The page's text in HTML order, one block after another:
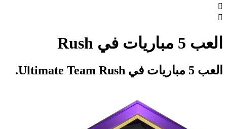


العب 5 مباريات في Rush
العب 5 مباريات في Ultimate Team Rush.